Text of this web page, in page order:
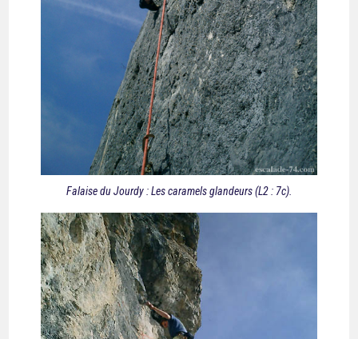
Falaise du Jourdy : Les caramels glandeurs (L2 : 7c).